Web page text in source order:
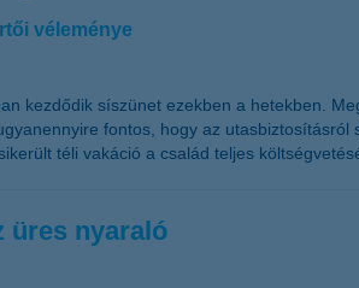
véleménye
kezdődik síszünet ezekben a hetekben.
fontos, hogy az
téli vakáció a család teljes
üres nyaraló